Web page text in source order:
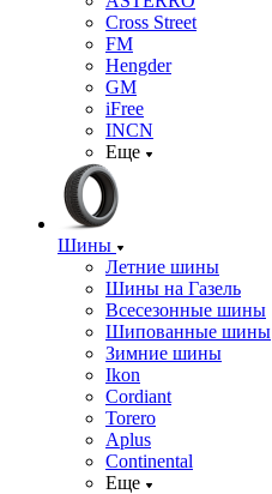
Cross Street
FM
Hengder
GM
iFree
INCN
Еще
Шины
Летние шины
Шины на Газель
Всесезонные шины
Шипованные шины
Зимние шины
Ikon
Cordiant
Torero
Aplus
Continental
Еще